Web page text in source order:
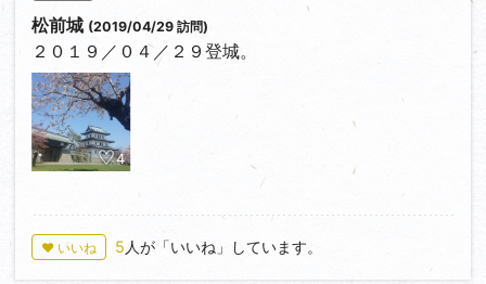
松前城 (2019/04/29 訪問)
２０１９／０４／２９登城。
4
♥ いいね 5 人が「いいね」しています。